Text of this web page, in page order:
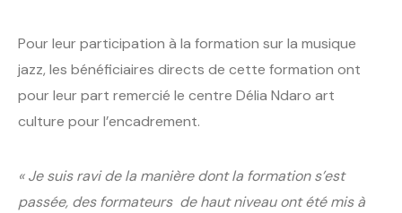
Pour leur participation à la formation sur la musique
jazz, les bénéficiaires directs de cette formation ont
pour leur part remercié le centre Délia Ndaro art
culture pour l’encadrement.
« Je suis ravi de la manière dont la formation s’est
passée, des formateurs de haut niveau ont été mis à